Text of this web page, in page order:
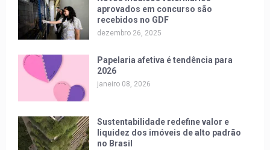
aprovados em concurso são
recebidos no GDF
dezembro 26, 2025
Papelaria afetiva é tendência para
2026
janeiro 08, 2026
Sustentabilidade redefine valor e
liquidez dos imóveis de alto padrão
no Brasil